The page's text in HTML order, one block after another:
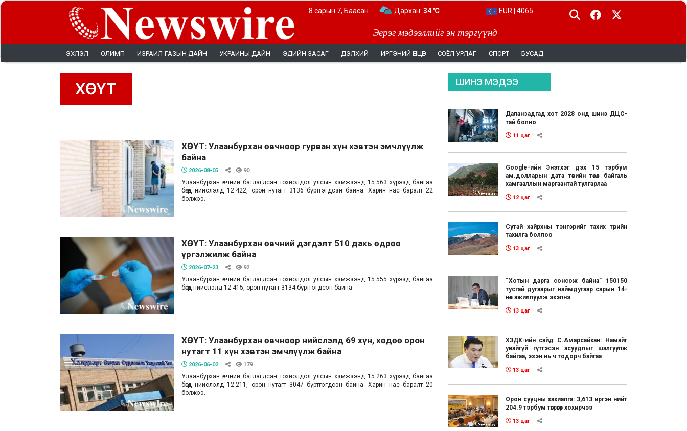
Эерэг мэдээллийг эн тэргүүнд
8 сарын 7, Баасан Дархан: 34 ℃ EUR | 4065
ЭХЛЭЛ ОЛИМП ИЗРАИЛ-ГАЗЫН ДАЙН УКРАИНЫ ДАЙН ЭДИЙН ЗАСАГ ДЭЛХИЙ ИРГЭНИЙ ӨНЦӨГ СОЁЛ УРЛАГ СПОРТ БУСАД
ХӨСҮТ
ХӨСҮТ: Улаанбурхан өвчнөөр гурван хүн хэвтэн эмчлүүлж
байна
2026-08-05 90
Улаанбурхан өвчний батлагдсан тохиолдол улсын хэмжээнд 15.563 хүрээд байгаа
бөгөөд нийслэлд 12.422, орон нутагт 3136 бүртгэгдсэн байна. Харин нас баралт 22
болжээ.
ХӨСҮТ: Улаанбурхан өвчний дэгдэлт 510 дахь өдрөө
үргэлжилж байна
2026-07-23 92
Улаанбурхан өвчний батлагдсан тохиолдол улсын хэмжээнд 15.555 хүрээд байгаа
бөгөөд нийслэлд 12.415, орон нутагт 3134 бүртгэгдсэн байна.
ХӨСҮТ: Улаанбурхан өвчнөөр нийслэлд 69 хүн, хөдөө орон
нутагт 11 хүн хэвтэн эмчлүүлж байна
2026-06-02 179
Улаанбурхан өвчний батлагдсан тохиолдол улсын хэмжээнд 15.263 хүрээд байгаа
бөгөөд нийслэлд 12.211, орон нутагт 3047 бүртгэгдсэн байна. Харин нас баралт 20
болжээ.
ШИНЭ МЭДЭЭ
Даланзадгад хот 2028 онд шинэ ДЦС-
тай болно
11 цаг
Google-ийн Энэтхэг дэх 15 тэрбум
ам.долларын дата төвийн төсөл байгаль
хамгааллын маргаантай тулгарлаа
12 цаг
Сутай хайрхны тэнгэрийг тахих төрийн
тахилга боллоо
13 цаг
“Хотын дарга сонсож байна” 150150
тусгай дугаарыг наймдугаар сарын 14-
нөөс ажиллуулж эхэлнэ
13 цаг
ХЗДХ-ийн сайд С.Амарсайхан: Намайг
увайгүй гүтгэсэн асуудлыг шалгуулж
байгаа, эзэн нь ч тодорч байгаа
13 цаг
Орон сууцны захиалга: 3,613 иргэн нийт
204.9 тэрбум төгрөгөөр хохирчээ
13 цаг